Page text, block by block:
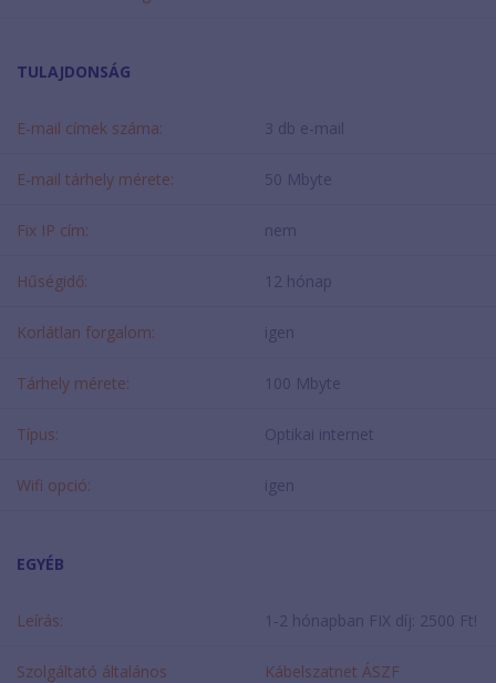
TULAJDONSÁG
E-mail címek száma: 3 db e-mail
E-mail tárhely mérete: 50 Mbyte
Fix IP cím: nem
Hűségidő: 12 hónap
Korlátlan forgalom: igen
Tárhely mérete: 100 Mbyte
Típus: Optikai internet
Wifi opció: igen
EGYÉB
Leírás: 1-2 hónapban FIX díj: 2500 Ft!
Szolgáltató általános
Kábelszatnet ÁSZF